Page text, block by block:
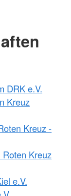
DRK e.V.
Kreuz
Kreuz -
Kreuz
e.V.